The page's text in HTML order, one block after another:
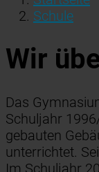
Schule
Wir
Das
Schuljahr
gebauten
unterrichtet.
Im Schuljahr